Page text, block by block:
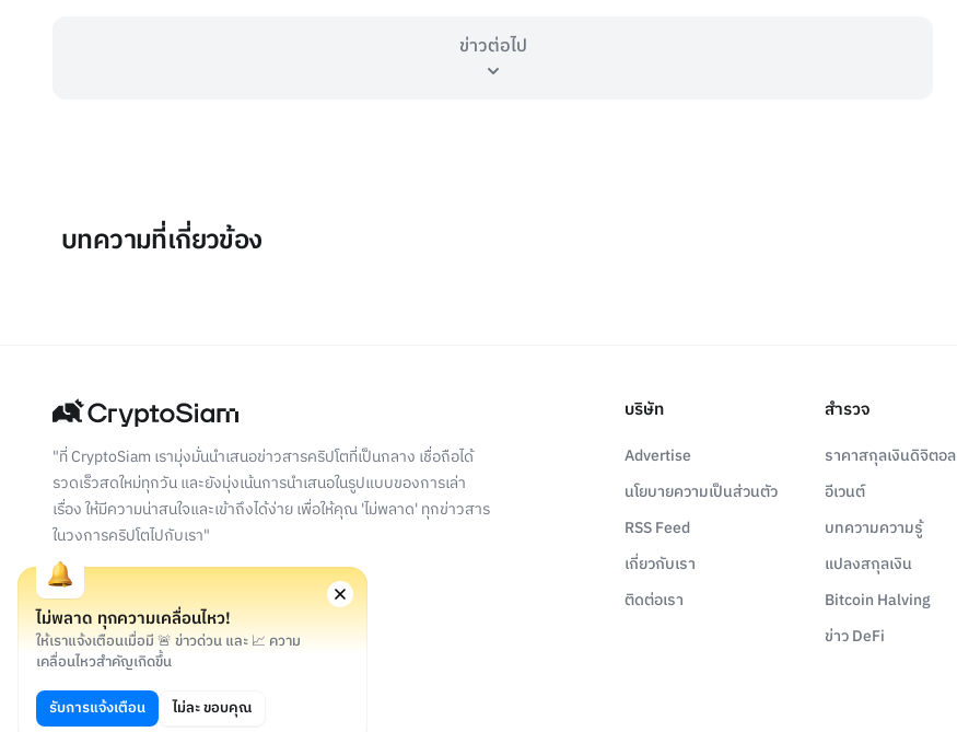
ข่าวต่อไป
บทความที่เกี่ยวข้อง
"ที่ CryptoSiam เรามุ่งมั่นนำเสนอข่าวสารคริปโตที่เป็นกลาง เชื่อถือได้
รวดเร็วสดใหม่ทุกวัน และยังมุ่งเน้นการนำเสนอในรูปแบบของการเล่า
เรื่อง ให้มีความน่าสนใจและเข้าถึงได้ง่าย เพื่อให้คุณ 'ไม่พลาด' ทุกข่าวสาร
ในวงการคริปโตไปกับเรา"
บริษัท
Advertise
นโยบายความเป็นส่วนตัว
RSS Feed
เกี่ยวกับเรา
ติดต่อเรา
สำรวจ
ราคาสกุลเงินดิจิตอล
อีเวนต์
บทความความรู้
แปลงสกุลเงิน
Bitcoin Halving
ข่าว DeFi
©2026สงวนลิขสิทธิ์
ไม่พลาด ทุกความเคลื่อนไหว!
ให้เราแจ้งเตือนเมื่อมี 🚨 ข่าวด่วน และ 📈 ความ
เคลื่อนไหวสำคัญเกิดขึ้น
รับการแจ้งเตือน
ไม่ละ ขอบคุณ